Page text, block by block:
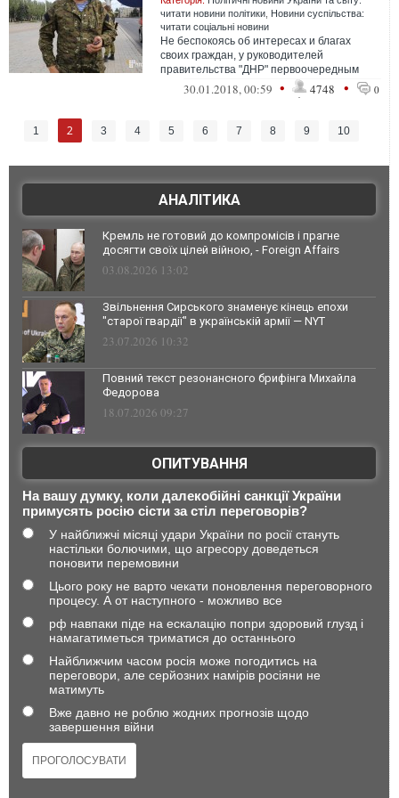
читати новини політики Новини суспільства:
читати соціальні новини
Не беспокоясь об интересах и благах
своих граждан, у руководителей
правительства "ДНР" первоочередным
направлением работы всегда стоит
личный финансов...
30.01.2018, 00:59 • 4748 • 0
1 2 3 4 5 6 7 8 9 10
АНАЛІТИКА
Кремль не готовий до компромісів і прагне
досягти своїх цілей війною, - Foreign Affairs
03.08.2026 13:02
Звільнення Сирського знаменує кінець епохи
"старої гвардії" в українській армії — NYT
23.07.2026 10:32
Повний текст резонансного брифінга Михайла
Федорова
18.07.2026 09:27
ОПИТУВАННЯ
На вашу думку, коли далекобійні санкції України
примусять росію сісти за стіл переговорів?
У найближчі місяці удари України по росії стануть
настільки болючими, що агресору доведеться
поновити перемовини
Цього року не варто чекати поновлення переговорного
процесу. А от наступного - можливо все
рф навпаки піде на ескалацію попри здоровий глузд і
намагатиметься триматися до останнього
Найближчим часом росія може погодитись на
переговори, але серйозних намірів росіяни не
матимуть
Вже давно не роблю жодних прогнозів щодо
завершення війни